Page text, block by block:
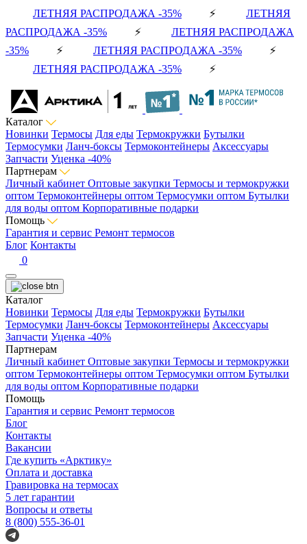
ЛЕТНЯЯ РАСПРОДАЖА -35% ⚡ ЛЕТНЯЯ
РАСПРОДАЖА -35% ⚡ ЛЕТНЯЯ РАСПРОДАЖА
-35% ⚡ ЛЕТНЯЯ РАСПРОДАЖА -35% ⚡
ЛЕТНЯЯ РАСПРОДАЖА -35% ⚡
Каталог
Новинки Термосы Для еды Термокружки Бутылки
Термосумки Ланч-боксы Термоконтейнеры Аксессуары
Запчасти Уценка -40%
Партнерам
Личный кабинет Оптовые закупки Термосы и термокружки
оптом Термоконтейнеры оптом Термосумки оптом Бутылки
для воды оптом Корпоративные подарки
Помощь
Гарантия и сервис Ремонт термосов
Блог Контакты
0
Каталог
Новинки Термосы Для еды Термокружки Бутылки
Термосумки Ланч-боксы Термоконтейнеры Аксессуары
Запчасти Уценка -40%
Партнерам
Личный кабинет Оптовые закупки Термосы и термокружки
оптом Термоконтейнеры оптом Термосумки оптом Бутылки
для воды оптом Корпоративные подарки
Помощь
Гарантия и сервис Ремонт термосов
Блог
Контакты
Вакансии
Где купить «Арктику»
Оплата и доставка
Гравировка на термосах
5 лет гарантии
Вопросы и ответы
8 (800) 555-36-01